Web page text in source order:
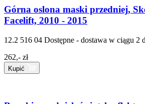
Górna oslona maski przedniej,
Facelift, 2010 - 2015
12.2 516 04 Dostępne - dostawa w ciągu 2
262,- zł
Kupić